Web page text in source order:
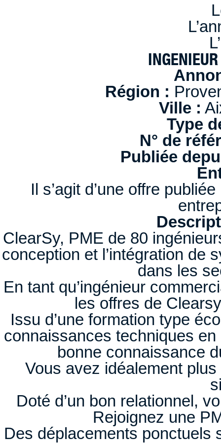
Région :
Ville :
Type
N° de
Publiée
Il s’agit d’une offre
ClearSy, PME de 80
conception et l’intégration de
dans les
En tant qu’ingénieur
les offres de
Issu d’une formation type
connaissances techniques
bonne connaissance
Vous avez idéalement
Doté d’un bon relationnel,
Rejoignez une
Des déplacements ponctuels